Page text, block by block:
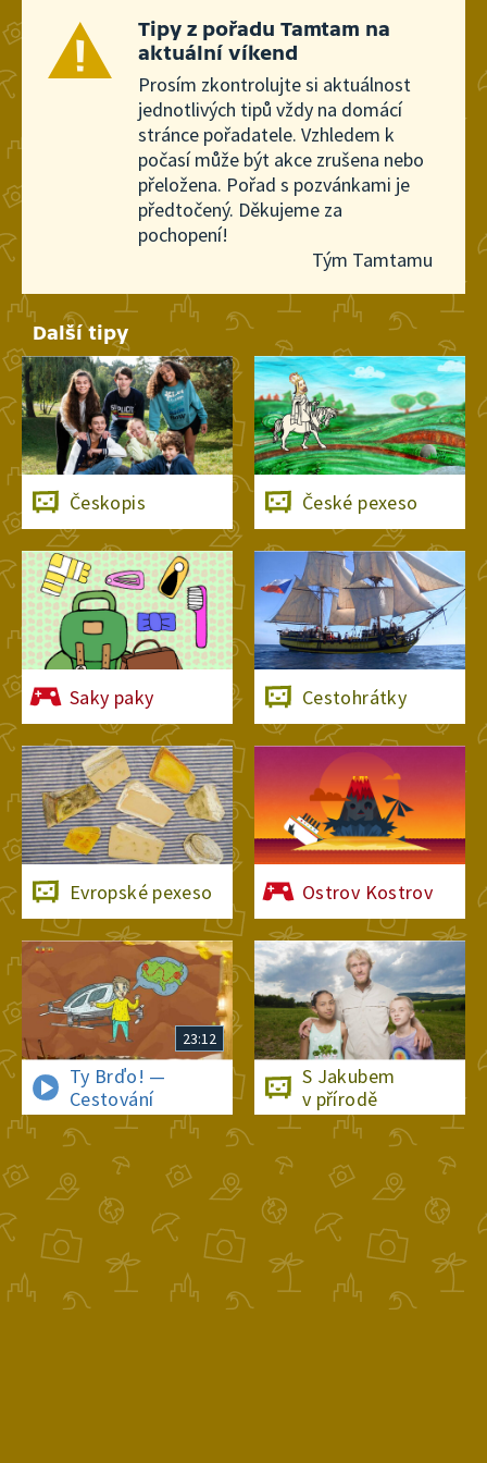
Boskovice
3:02 26. června 2026
Tipy z pořadu Tamtam na
aktuální víkend
Prosím zkontrolujte si aktuálnost
jednotlivých tipů vždy na domácí
stránce pořadatele. Vzhledem k
počasí může být akce zrušena nebo
přeložena. Pořad s pozvánkami je
předtočený. Děkujeme za
pochopení!
Tým Tamtamu
Další tipy
Českopis České pexeso
Saky paky Cestohrátky
Evropské pexeso Ostrov Kostrov
23:12
Ty Brďo! —
Cestování
S Jakubem
v přírodě